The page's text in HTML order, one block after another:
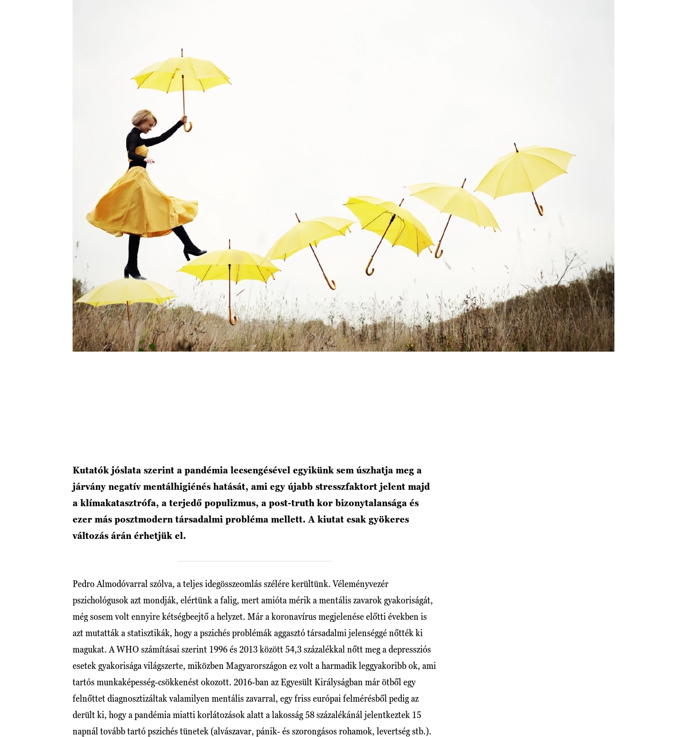
Kutatók jóslata szerint a pandémia lecsengésével egyikünk sem úszhatja meg a
járvány negatív mentálhigiénés hatását, ami egy újabb stresszfaktort jelent majd
a klímakatasztrófa, a terjedő populizmus, a post-truth kor bizonytalansága és
ezer más posztmodern társadalmi probléma mellett. A kiutat csak gyökeres
változás árán érhetjük el.
Pedro Almodóvarral szólva, a teljes idegösszeomlás szélére kerültünk. Véleményvezér
pszichológusok azt mondják, elértünk a falig, mert amióta mérik a mentális zavarok gyakoriságát,
még sosem volt ennyire kétségbeejtő a helyzet. Már a koronavírus megjelenése előtti években is
azt mutatták a statisztikák, hogy a pszichés problémák aggasztó társadalmi jelenséggé nőtték ki
magukat. A WHO számításai szerint 1996 és 2013 között 54,3 százalékkal nőtt meg a depressziós
esetek gyakorisága világszerte, miközben Magyarországon ez volt a harmadik leggyakoribb ok, ami
tartós munkaképesség-csökkenést okozott. 2016-ban az Egyesült Királyságban már ötből egy
felnőttet diagnosztizáltak valamilyen mentális zavarral, egy friss európai felmérésből pedig az
derült ki, hogy a pandémia miatti korlátozások alatt a lakosság 58 százalékánál jelentkeztek 15
napnál tovább tartó pszichés tünetek (alvászavar, pánik- és szorongásos rohamok, levertség stb.).